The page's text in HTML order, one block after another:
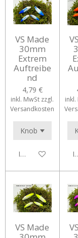
VS Made
30mm
Extrem
Auftreibe
nd
4,79 €
inkl. MwSt zzgl.
Versandkosten
In den Warenkorb
inkl.
VS Made